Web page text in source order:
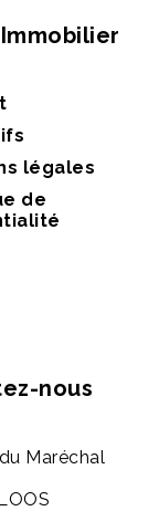
légales
de
nous
Maréchal